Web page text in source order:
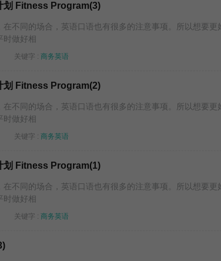
划 Fitness Program(3)
同的场合，英语口语也有很多的注意事项。所以想要更
时做好相
关键字 : 商务英语
划 Fitness Program(2)
同的场合，英语口语也有很多的注意事项。所以想要更
时做好相
关键字 : 商务英语
划 Fitness Program(1)
同的场合，英语口语也有很多的注意事项。所以想要更
时做好相
关键字 : 商务英语